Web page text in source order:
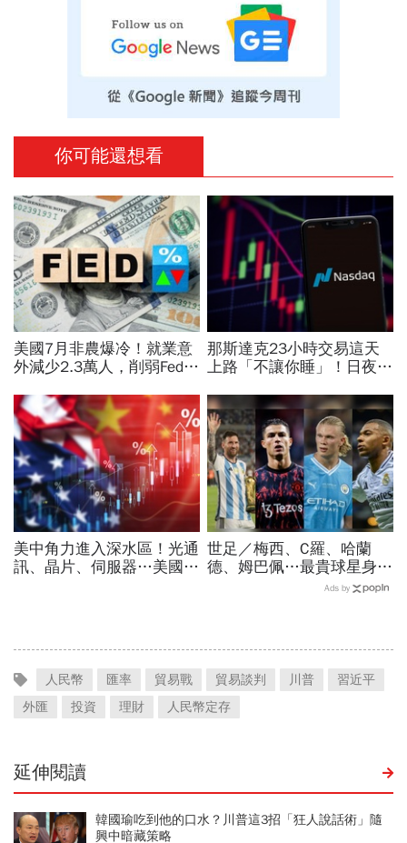
你可能還想看
美國7月非農爆冷！就業意
外減少2.3萬人，削弱Fed升
創7個月來最佳單周
那斯達克23小時交易這天
上路「不讓你睡」！日夜盤
喊：下單前注意一風險
美中角力進入深水區！光通
訊、晶片、伺服器…美國制
世足／梅西、C羅、哈蘭
德、姆巴佩…最貴球星身價
73億！選手排行出爐，法
Ads by
人民幣 匯率 貿易戰 貿易談判 川普
習近平
外匯
投資 理財 人民幣定存
延伸閱讀
韓國瑜吃到他的口水？川普這3招「狂人說話術」隨
興中暗藏策略